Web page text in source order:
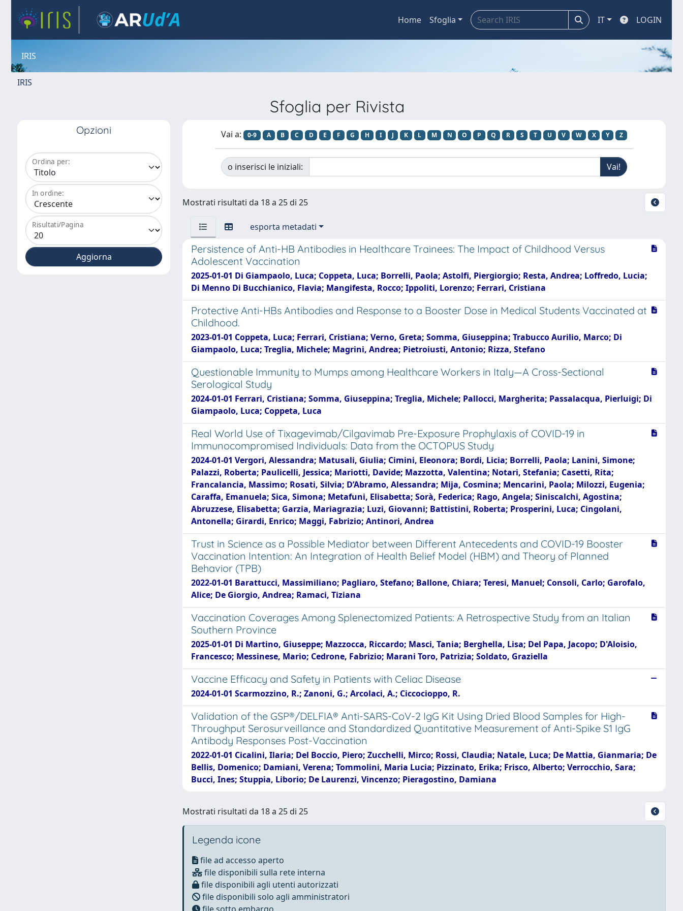
Home Sfoglia IT LOGIN
IRIS
IRIS
Sfoglia per Rivista
Opzioni
Ordina per:
In ordine:
Risultati/Pagina
Vai a: 0-9 A B C D E F G H I J K L M N O P Q R S T U V W X Y Z
o inserisci le iniziali:
Mostrati risultati da 18 a 25 di 25
esporta metadati
Persistence of Anti-HB Antibodies in Healthcare Trainees: The Impact of Childhood Versus
Adolescent Vaccination
2025-01-01 Di Giampaolo, Luca; Coppeta, Luca; Borrelli, Paola; Astolfi, Piergiorgio; Resta, Andrea; Loffredo, Lucia;
Di Menno Di Bucchianico, Flavia; Mangifesta, Rocco; Ippoliti, Lorenzo; Ferrari, Cristiana
Protective Anti-HBs Antibodies and Response to a Booster Dose in Medical Students Vaccinated at
Childhood.
2023-01-01 Coppeta, Luca; Ferrari, Cristiana; Verno, Greta; Somma, Giuseppina; Trabucco Aurilio, Marco; Di
Giampaolo, Luca; Treglia, Michele; Magrini, Andrea; Pietroiusti, Antonio; Rizza, Stefano
Questionable Immunity to Mumps among Healthcare Workers in Italy—A Cross-Sectional
Serological Study
2024-01-01 Ferrari, Cristiana; Somma, Giuseppina; Treglia, Michele; Pallocci, Margherita; Passalacqua, Pierluigi; Di
Giampaolo, Luca; Coppeta, Luca
Real World Use of Tixagevimab/Cilgavimab Pre-Exposure Prophylaxis of COVID-19 in
Immunocompromised Individuals: Data from the OCTOPUS Study
2024-01-01 Vergori, Alessandra; Matusali, Giulia; Cimini, Eleonora; Bordi, Licia; Borrelli, Paola; Lanini, Simone;
Palazzi, Roberta; Paulicelli, Jessica; Mariotti, Davide; Mazzotta, Valentina; Notari, Stefania; Casetti, Rita;
Francalancia, Massimo; Rosati, Silvia; D’Abramo, Alessandra; Mija, Cosmina; Mencarini, Paola; Milozzi, Eugenia;
Caraffa, Emanuela; Sica, Simona; Metafuni, Elisabetta; Sorà, Federica; Rago, Angela; Siniscalchi, Agostina;
Abruzzese, Elisabetta; Garzia, Mariagrazia; Luzi, Giovanni; Battistini, Roberta; Prosperini, Luca; Cingolani,
Antonella; Girardi, Enrico; Maggi, Fabrizio; Antinori, Andrea
Trust in Science as a Possible Mediator between Different Antecedents and COVID-19 Booster
Vaccination Intention: An Integration of Health Belief Model (HBM) and Theory of Planned
Behavior (TPB)
2022-01-01 Barattucci, Massimiliano; Pagliaro, Stefano; Ballone, Chiara; Teresi, Manuel; Consoli, Carlo; Garofalo,
Alice; De Giorgio, Andrea; Ramaci, Tiziana
Vaccination Coverages Among Splenectomized Patients: A Retrospective Study from an Italian
Southern Province
2025-01-01 Di Martino, Giuseppe; Mazzocca, Riccardo; Masci, Tania; Berghella, Lisa; Del Papa, Jacopo; D'Aloisio,
Francesco; Messinese, Mario; Cedrone, Fabrizio; Marani Toro, Patrizia; Soldato, Graziella
Vaccine Efficacy and Safety in Patients with Celiac Disease
2024-01-01 Scarmozzino, R.; Zanoni, G.; Arcolaci, A.; Ciccocioppo, R.
Validation of the GSP®/DELFIA® Anti-SARS-CoV-2 IgG Kit Using Dried Blood Samples for High-
Throughput Serosurveillance and Standardized Quantitative Measurement of Anti-Spike S1 IgG
Antibody Responses Post-Vaccination
2022-01-01 Cicalini, Ilaria; Del Boccio, Piero; Zucchelli, Mirco; Rossi, Claudia; Natale, Luca; De Mattia, Gianmaria; De
Bellis, Domenico; Damiani, Verena; Tommolini, Maria Lucia; Pizzinato, Erika; Frisco, Alberto; Verrocchio, Sara;
Bucci, Ines; Stuppia, Liborio; De Laurenzi, Vincenzo; Pieragostino, Damiana
Mostrati risultati da 18 a 25 di 25
Legenda icone
file ad accesso aperto
file disponibili sulla rete interna
file disponibili agli utenti autorizzati
file disponibili solo agli amministratori